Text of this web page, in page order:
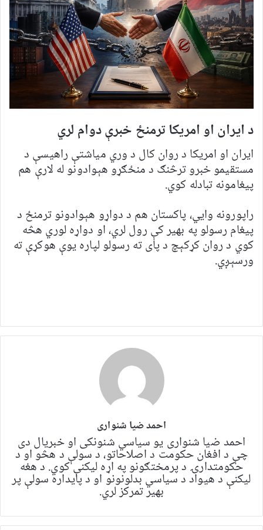
د ایران او امریکا ترمنځ خبرې دوام لري
ایران او امریکا د روان کال د وري میاشتې راهیسې د
مستقیمو خبرو ترڅنګ د منځګړو هېوادونو له لارې هم
پیغامونه تبادله کوي.
راپورونه وایي، پاکستان هم د دواړو هېوادونو ترمنځ د
پیغام رسولو په بهیر کې رول لري، او دواړه لوري هڅه
کوي د روان کړکېچ د پای ته رسولو لپاره یوې هوکړې ته
ورسېږي.
احمد ضیا شنواری
احمد ضیا شنواری یو سياسي شنونکی او خبریال دی
چې د افغان حکومت د اصلاحاتو، د سولې د هڅو او د
حکومتدارۍ د پرمختګونو په اړه لیکنې کوي. د هغه
لیکنې د هیواد د سیاسي بدلونونو او د پایداره سولې پر
بهیر تمرکز لري.